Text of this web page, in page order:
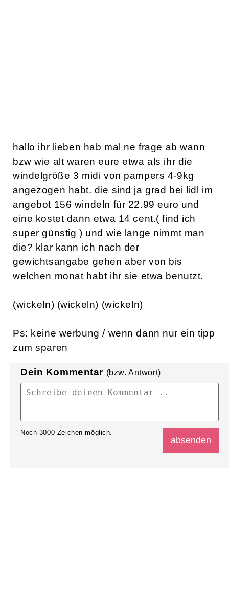
hallo ihr lieben hab mal ne frage ab wann
bzw wie alt waren eure etwa als ihr die
windelgröße 3 midi von pampers 4-9kg
angezogen habt. die sind ja grad bei lidl im
angebot 156 windeln für 22.99 euro und
eine kostet dann etwa 14 cent.( find ich
super günstig ) und wie lange nimmt man
die? klar kann ich nach der
gewichtsangabe gehen aber von bis
welchen monat habt ihr sie etwa benutzt.
(wickeln) (wickeln) (wickeln)
Ps: keine werbung / wenn dann nur ein tipp
zum sparen
Dein Kommentar (bzw. Antwort)
Noch 3000 Zeichen möglich.